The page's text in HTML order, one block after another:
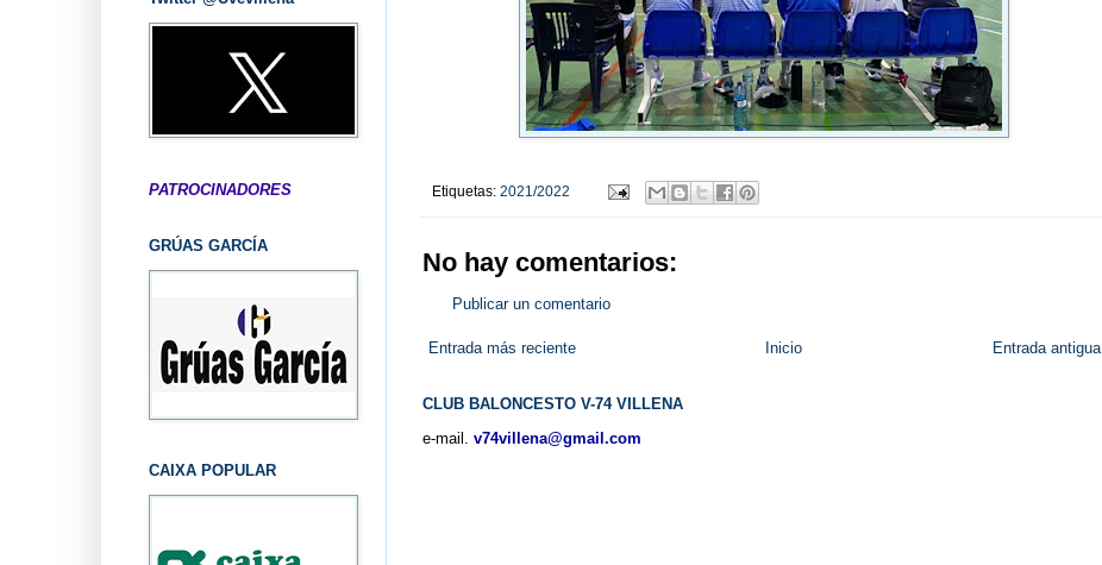
Etiquetas: 2021/2022
No hay comentarios:
Publicar un comentario
Entrada más reciente Entrada antigua
Inicio
CLUB BALONCESTO V-74 VILLENA
e-mail. v74villena@gmail.com
PATROCINADORES
GRÚAS GARCÍA
CAIXA POPULAR